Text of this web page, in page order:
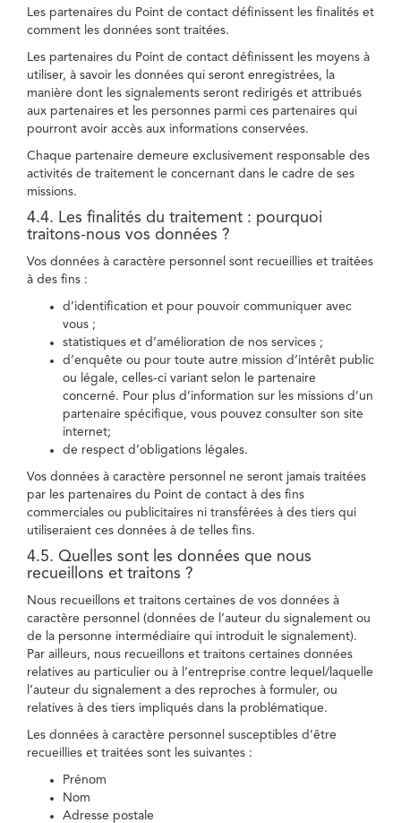
Les partenaires du Point de contact définissent les finalités et
comment les données sont traitées.
Les partenaires du Point de contact définissent les moyens à
utiliser, à savoir les données qui seront enregistrées, la
manière dont les signalements seront redirigés et attribués
aux partenaires et les personnes parmi ces partenaires qui
pourront avoir accès aux informations conservées.
Chaque partenaire demeure exclusivement responsable des
activités de traitement le concernant dans le cadre de ses
missions.
4.4. Les finalités du traitement : pourquoi
traitons-nous vos données ?
Vos données à caractère personnel sont recueillies et traitées
à des fins :
d’identification et pour pouvoir communiquer avec
vous ;
statistiques et d’amélioration de nos services ;
d’enquête ou pour toute autre mission d’intérêt public
ou légale, celles-ci variant selon le partenaire
concerné. Pour plus d’information sur les missions d’un
partenaire spécifique, vous pouvez consulter son site
internet;
de respect d’obligations légales.
Vos données à caractère personnel ne seront jamais traitées
par les partenaires du Point de contact à des fins
commerciales ou publicitaires ni transférées à des tiers qui
utiliseraient ces données à de telles fins.
4.5. Quelles sont les données que nous
recueillons et traitons ?
Nous recueillons et traitons certaines de vos données à
caractère personnel (données de l’auteur du signalement ou
de la personne intermédiaire qui introduit le signalement).
Par ailleurs, nous recueillons et traitons certaines données
relatives au particulier ou à l’entreprise contre lequel/laquelle
l’auteur du signalement a des reproches à formuler, ou
relatives à des tiers impliqués dans la problématique.
Les données à caractère personnel susceptibles d’être
recueillies et traitées sont les suivantes :
Prénom
Nom
Adresse postale